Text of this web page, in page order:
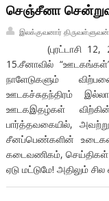
செஞ்சீனா
இலக்குவனார் திருவள்ளுவன்
(புரட்டாசி 12,
15.சீனாவில்
நாளேடுகளும்
ஊடகச்சுதந்திரம்
ஊடகஇதழ்கள்
பார்த்தவகையில்,
சீனப்பெண்களின் உடைகள்
கடைவணிகம், செய்திகள்
ஏடு மட்டுமே! அதிலும்